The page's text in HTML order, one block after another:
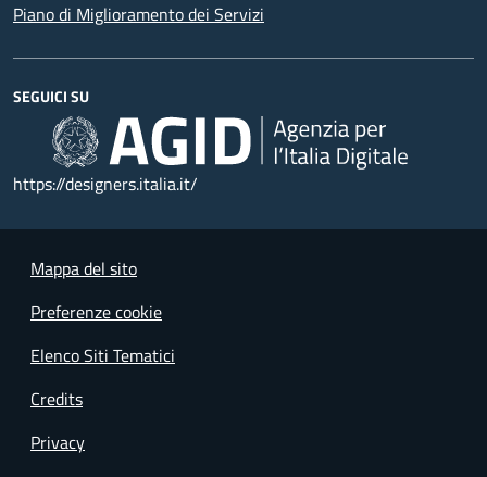
Piano di Miglioramento dei Servizi
SEGUICI SU
https://designers.italia.it/
Mappa del sito
Preferenze cookie
Elenco Siti Tematici
Credits
Privacy